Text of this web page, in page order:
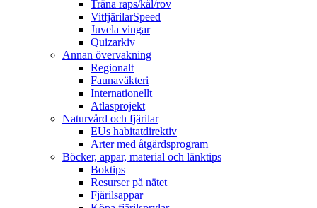
Träna raps/kål/rov
VitfjärilarSpeed
Juvela vingar
Quizarkiv
Annan övervakning
Regionalt
Faunaväkteri
Internationellt
Atlasprojekt
Naturvård och fjärilar
EUs habitatdirektiv
Arter med åtgärdsprogram
Böcker, appar, material och länktips
Boktips
Resurser på nätet
Fjärilsappar